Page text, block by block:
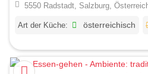
5550 Radstadt, Salzburg,
Art der Küche: österreichisch